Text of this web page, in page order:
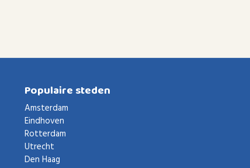
Populaire steden
Amsterdam
Eindhoven
Rotterdam
Utrecht
Den Haag